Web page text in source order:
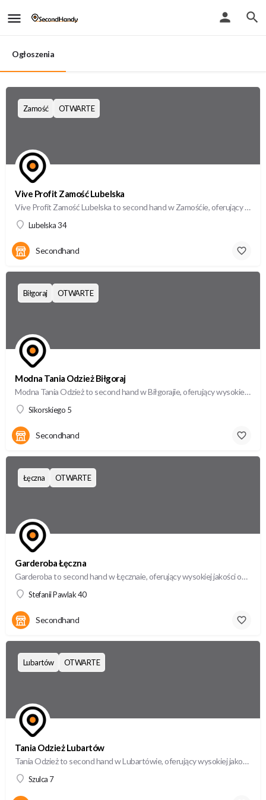
Ogłoszenia
Vive Profit Zamość Lubelska
Vive Profit Zamość Lubelska to second hand w Zamośćie, oferujący wysokiej jakości odzież używaną w…
Lubelska 34
Zamość OTWARTE
Secondhand
Modna Tania Odzież Biłgoraj
Modna Tania Odzież to second hand w Biłgorajie, oferujący wysokiej jakości odzież używaną w atrakcyjnych cenach.
Sikorskiego 5
Biłgoraj OTWARTE
Secondhand
Garderoba Łęczna
Garderoba to second hand w Łęcznaie, oferujący wysokiej jakości odzież używaną w atrakcyjnych cenach.
Stefanii Pawlak 40
Łęczna OTWARTE
Secondhand
Tania Odzież Lubartów
Tania Odzież to second hand w Lubartówie, oferujący wysokiej jakości odzież używaną w atrakcyjnych cenach.
Szulca 7
Lubartów OTWARTE